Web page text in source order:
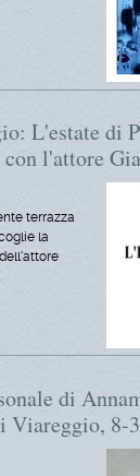
L'estate di
l'attore
terrazza
la
di
8-